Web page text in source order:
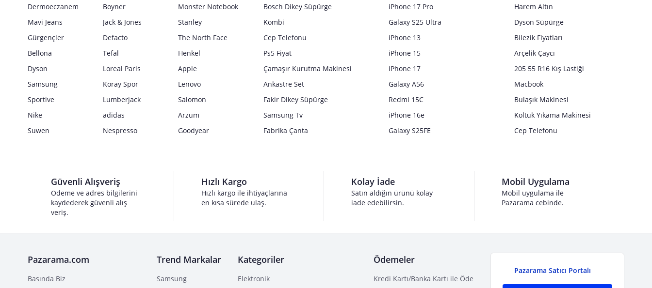
Dermoeczanem
Boyner
Monster Notebook
Mavi Jeans
Jack & Jones
Stanley
Gürgençler
Defacto
The North Face
Bellona
Tefal
Henkel
Dyson
Loreal Paris
Apple
Samsung
Koray Spor
Lenovo
Sportive
Lumberjack
Salomon
Nike
adidas
Arzum
Suwen
Nespresso Goodyear
Bosch Dikey Süpürge
Kombi
Cep Telefonu
Ps5 Fiyat
Çamaşır Kurutma Makinesi
Ankastre Set
Fakir Dikey Süpürge
Samsung Tv
Fabrika Çanta
iPhone 17 Pro
Galaxy S25 Ultra
iPhone 13
iPhone 15
iPhone 17
Galaxy A56
Redmi 15C
iPhone 16e
Galaxy S25FE
Harem Altın
Dyson Süpürge
Bilezik Fiyatları
Arçelik Çaycı
205 55 R16 Kış Lastiği
Macbook
Bulaşık Makinesi
Koltuk Yıkama Makinesi
Cep Telefonu
Güvenli Alışveriş
Ödeme ve adres bilgilerini
kaydederek güvenli alış
veriş.
Hızlı Kargo
Hızlı kargo ile ihtiyaçlarına
en kısa sürede ulaş.
Kolay İade
Satın aldığın ürünü kolay
iade edebilirsin.
Mobil Uygulama
Mobil uygulama ile
Pazarama cebinde.
Pazarama.com
Basında Biz
Trend Markalar
Samsung
Kategoriler
Elektronik
Ödemeler
Kredi Kartı/Banka Kartı ile Öde
Pazarama Satıcı Portalı